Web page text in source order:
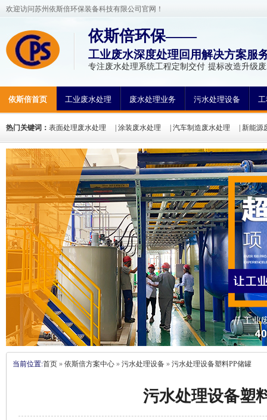
欢迎访问苏州依斯倍环保装备科技有限公司官网！
依斯倍环保——
工业废水深度处理回用解决方案服
专注废水处理系统工程定制交付 提标改造升级
依斯倍首页 工业废水处理 废水处理业务 污水处理设备
热门关键词： 表面处理废水处理 涂装废水处理 汽车制造废水处理 新能源
处理 |高盐分废水处理 高COD废水处理
当前位置:首页 » 依斯倍方案中心 » 污水处理设备 » 污水处理设备塑料PP储罐
污水处理设备塑